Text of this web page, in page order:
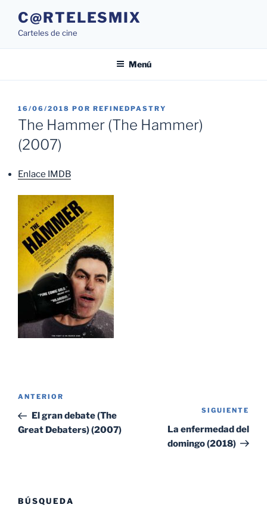
contenido
C@RTELESMIX
Carteles de cine
Menú
PUBLICADO
EL
16/06/2018 POR REFINEDPASTRY
The Hammer (The Hammer)
(2007)
Enlace IMDB
Navegación
entradas
Entrada
anterior:
ANTERIOR
El gran debate (The
Great Debaters) (2007)
SIGUIENTE
La enfermedad del
domingo (2018)
BÚSQUEDA